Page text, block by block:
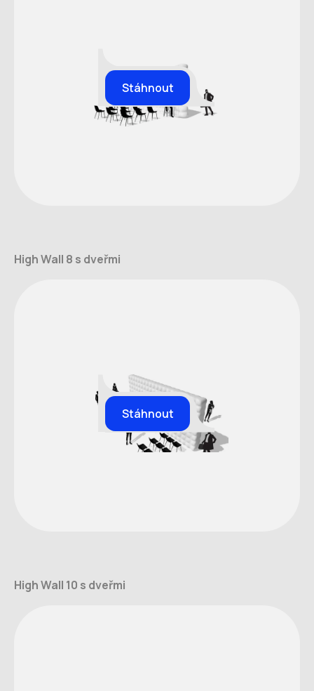
Stáhnout
High Wall 8 s dveřmi
Stáhnout
High Wall 10 s dveřmi